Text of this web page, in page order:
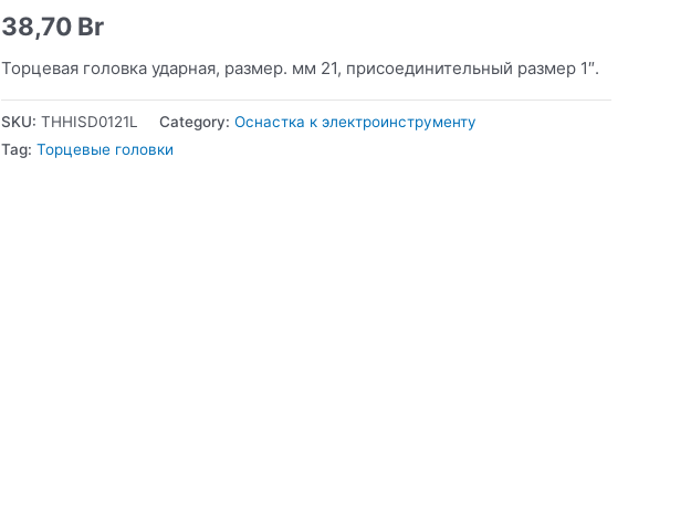
38,70 Br
Торцевая головка ударная, размер. мм 21, присоединительный размер 1″.
SKU: THHISD0121L Category: Оснастка к электроинструменту
Tag: Торцевые головки